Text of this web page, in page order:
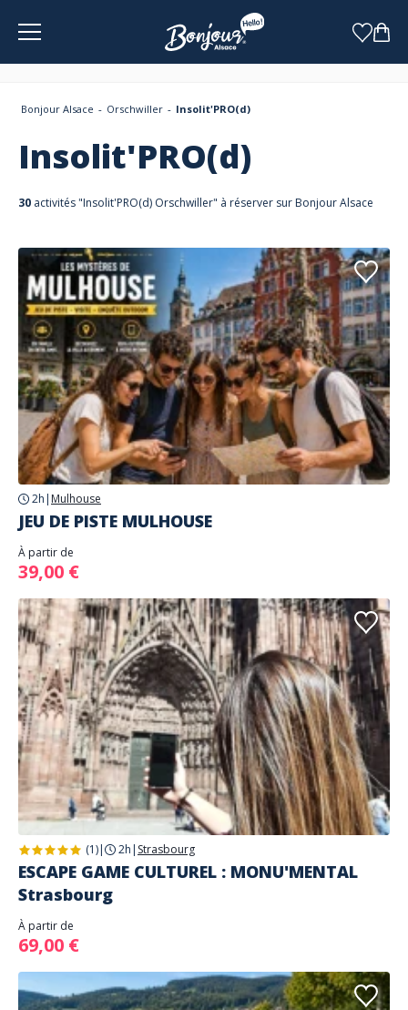
Bonjour Alsace Orschwiller Insolit'PRO(d)
Insolit'PRO(d)
30 activités "Insolit'PRO(d) Orschwiller" à réserver sur Bonjour Alsace
2h | Mulhouse
JEU DE PISTE MULHOUSE
À partir de
39,00 €
(1)| 2h | Strasbourg
ESCAPE GAME CULTUREL : MONU'MENTAL
Strasbourg
À partir de
69,00 €